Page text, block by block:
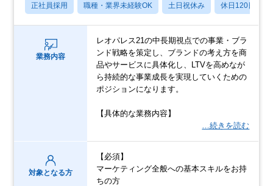
正社員採用 職種・業界未経験OK 土日祝休み 休日120日以上
業務内容
レオパレス21の中長期視点での事業・ブラ
ンド戦略を策定し、ブランドの考え方を商
品やサービスに具体化し、LTVを高めなが
ら持続的な事業成長を実現していくための
ポジションになります。
【具体的な業務内容】
…続きを読む
対象となる方
【必須】
マーケティング全般への基本スキルをお持
ちの方